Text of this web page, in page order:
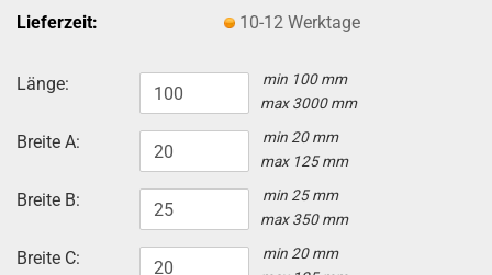
Lieferzeit:
10-12 Werktage
Länge:
min 100 mm
max 3000 mm
Breite A:
min 20 mm
max 125 mm
Breite B:
min 25 mm
max 350 mm
Breite C:
min 20 mm